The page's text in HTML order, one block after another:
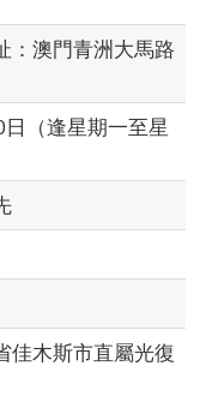
：澳門青洲大馬路
（逢星期一至星
佳木斯市直屬光復